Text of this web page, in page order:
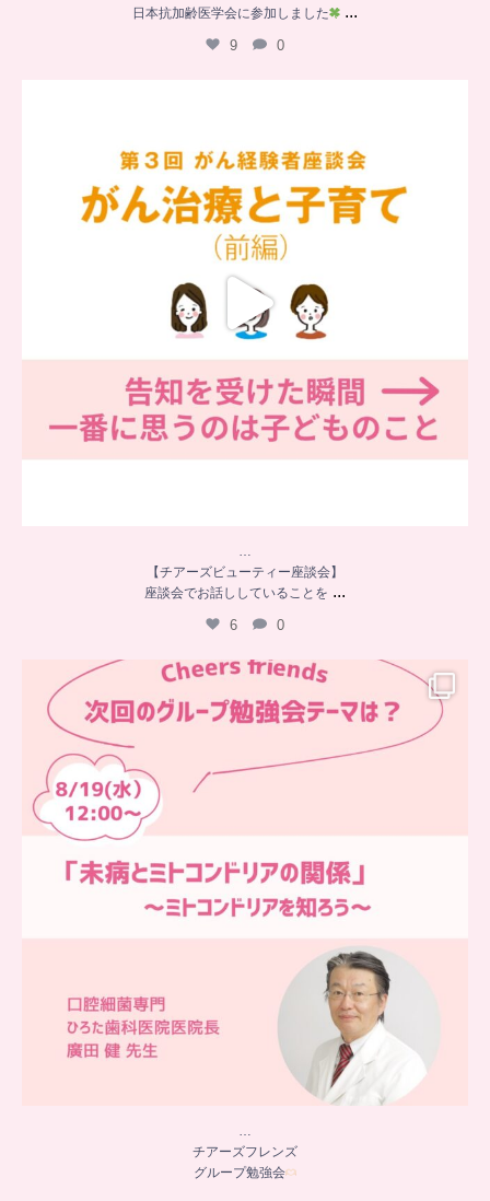
日本抗加齢医学会に参加しました
...
9 0
【チアーズビューティー座談会】
座談会でお話ししていることを ...
6 0
…
グループ勉強会
チアーズフレンズ
グループ勉強会